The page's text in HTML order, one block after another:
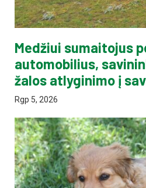
Medžiui sumaitojus
automobilius,
žalos atlyginimo į
Rgp 5, 2026